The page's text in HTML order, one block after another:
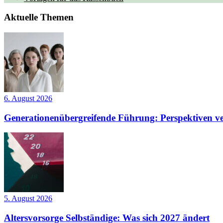
Aktuelle Themen
6. August 2026
Generationenübergreifende Führung: Perspektiven
5. August 2026
Altersvorsorge Selbständige: Was sich 2027 ändert